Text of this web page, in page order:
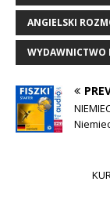
ANGIELSKI
WYDAWNICTWO